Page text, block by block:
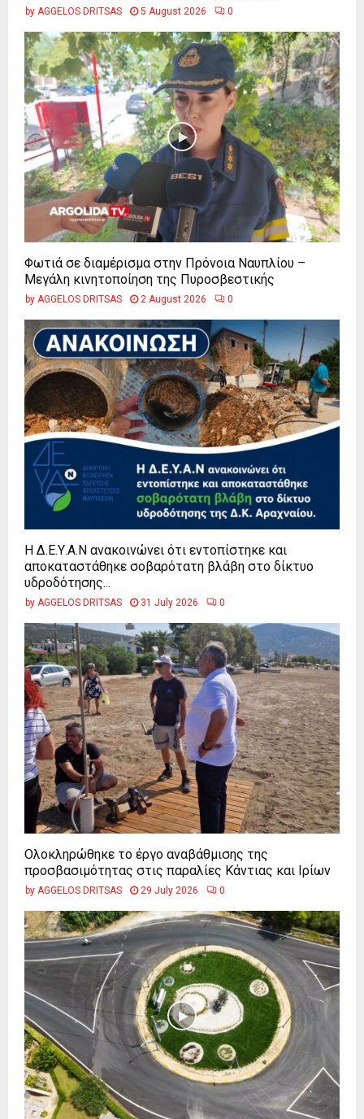
by AGGELOS DRITSAS 5 August 2026 0
Φωτιά σε διαμέρισμα στην Πρόνοια Ναυπλίου –
Μεγάλη κινητοποίηση της Πυροσβεστικής
by AGGELOS DRITSAS 2 August 2026 0
Η Δ.Ε.Υ.Α.Ν ανακοινώνει ότι εντοπίστηκε και
αποκαταστάθηκε σοβαρότατη βλάβη στο δίκτυο
υδροδότησης...
by AGGELOS DRITSAS 31 July 2026 0
Ολοκληρώθηκε το έργο αναβάθμισης της
προσβασιμότητας στις παραλίες Κάντιας και Ιρίων
by AGGELOS DRITSAS 29 July 2026 0